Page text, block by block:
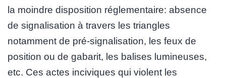
la moindre disposition réglementaire: absence
de signalisation à travers les triangles
notamment de pré-signalisation, les feux de
position ou de gabarit, les balises lumineuses,
etc. Ces actes inciviques qui violent les